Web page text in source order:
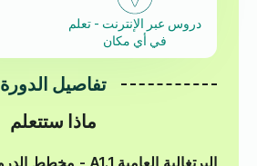
دروس عبر الإنترنت - تعلم
في أي مكان
تفاصيل الدورة
ماذا ستتعلم